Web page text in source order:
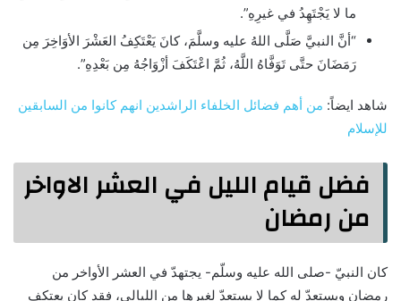
ما لا يَجْتَهِدُ في غيرِهِ”.
“أنَّ النبيَّ صَلَّى اللهُ عليه وسلَّمَ، كانَ يَعْتَكِفُ العَشْرَ الأوَاخِرَ مِن
رَمَضَانَ حتَّى تَوَفَّاهُ اللَّهُ، ثُمَّ اعْتَكَفَ أزْوَاجُهُ مِن بَعْدِهِ”.
شاهد ايضاً: من أهم فضائل الخلفاء الراشدين انهم كانوا من السابقين
للإسلام
فضل قيام الليل في العشر الاواخر
من رمضان
كان النبيّ -صلى الله عليه وسلّم- يجتهدّ في العشر الأواخر من
رمضان ويستعدّ له كما لا يستعدّ لغيرها من الليالي، فقد كان يعتكف